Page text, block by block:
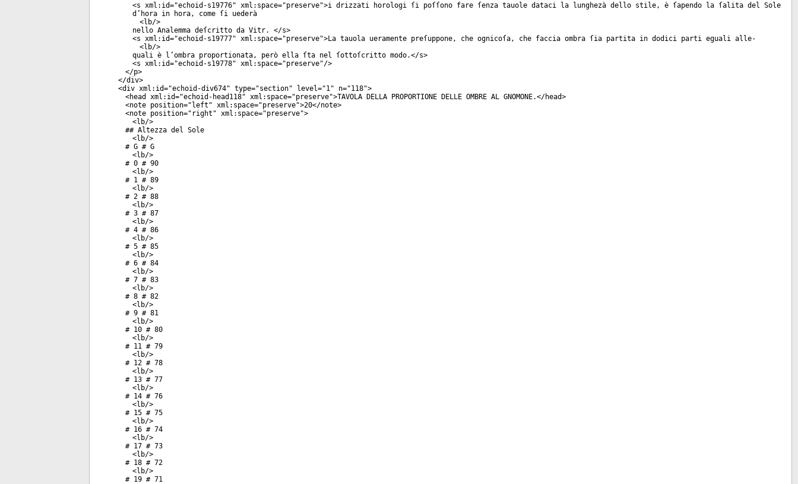
<s xml:id="echoid-s19776" xml:space="preserve">i drizzati horologi ſi poſſono fare ſenza tauole dataci la lunghezà dello stile, è ſapendo la ſalita del Sole
d’hora in hora, come ſi uederà
<lb/>
nello Analemma deſcritto da Vitr. </s>
<s xml:id="echoid-s19777" xml:space="preserve">La tauola ueramente preſuppone, che ognicoſa, che faccia ombra ſia partita in dodici parti eguali alle-
<lb/>
quali è l’ombra proportionata, però ella ſta nel ſottoſcritto modo.</s>
<s xml:id="echoid-s19778" xml:space="preserve"/>
</p>
</div>
<div xml:id="echoid-div674" type="section" level="1" n="118">
<head xml:id="echoid-head118" xml:space="preserve">TAVOLA DELLA PROPORTIONE DELLE OMBRE AL GNOMONE.</head>
<note position=" left " xml:space="preserve">20</note>
<note position=" right " xml:space="preserve">
<lb/>
## Altezza del Sole
<lb/>
# G # G
<lb/>
# 0 # 90
<lb/>
# 1 # 89
<lb/>
# 2 # 88
<lb/>
# 3 # 87
<lb/>
# 4 # 86
<lb/>
# 5 # 85
<lb/>
# 6 # 84
<lb/>
# 7 # 83
<lb/>
# 8 # 82
<lb/>
# 9 # 81
<lb/>
# 10 # 80
<lb/>
# 11 # 79
<lb/>
# 12 # 78
<lb/>
# 13 # 77
<lb/>
# 14 # 76
<lb/>
# 15 # 75
<lb/>
# 16 # 74
<lb/>
# 17 # 73
<lb/>
# 18 # 72
<lb/>
# 19 # 71